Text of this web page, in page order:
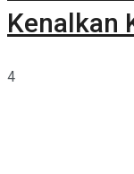
Kenalkan
4